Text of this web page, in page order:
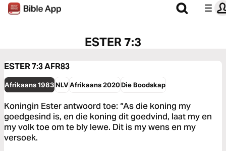
ESTER 7:3
ESTER 7:3AFR83
Afrikaans 1983NLVAfrikaans 2020Die Boodskap
Koningin Ester antwoord toe: “As die koning my
goedgesind is, en die koning dit goedvind, laat my en
my volk toe om te bly lewe. Dit is my wens en my
versoek.